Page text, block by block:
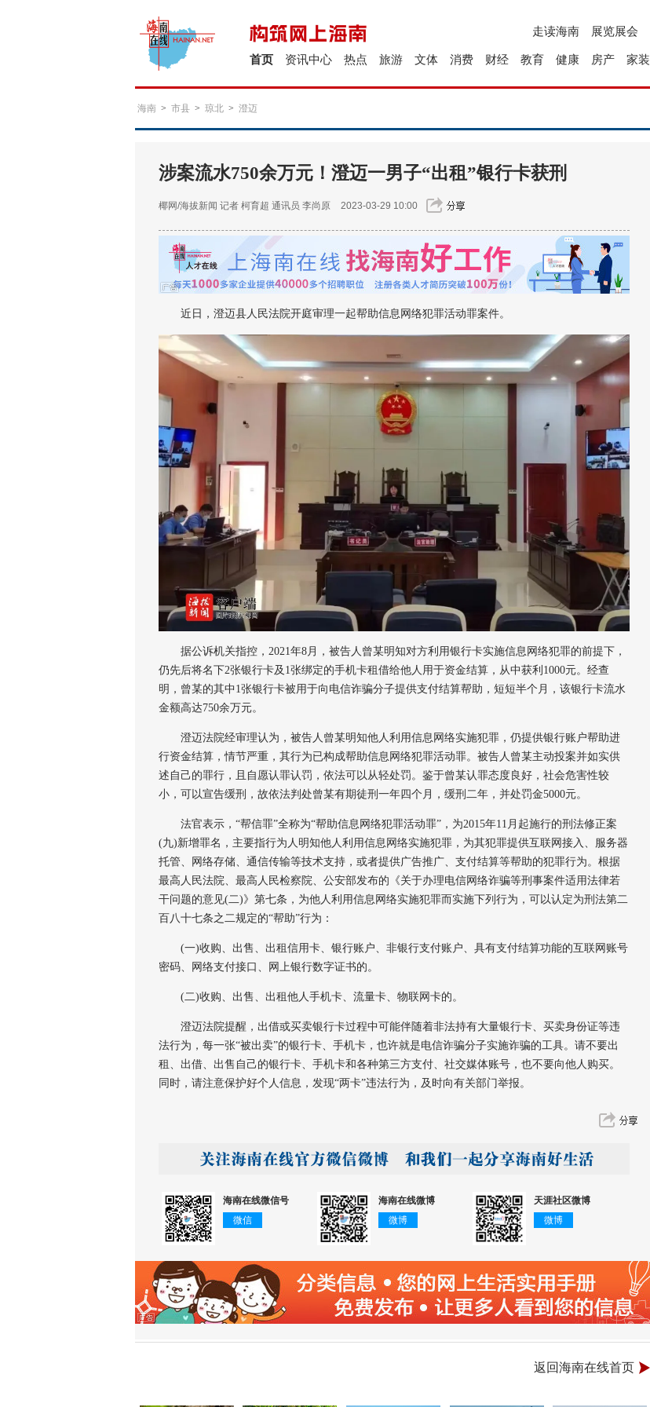
展览展会
走读海南
家装
房产
健康
教育
财经
消费
文体
旅游
热点
资讯中心
首页
海南 > 市县 > 琼北 > 澄迈
涉案流水750余万元！澄迈一男子“出租”银行卡获刑
椰网/海拔新闻 记者 柯育超 通讯员 李尚原 2023-03-29 10:00
近日，澄迈县人民法院开庭审理一起帮助信息网络犯罪活动罪案件。
据公诉机关指控，2021年8月，被告人曾某明知对方利用银行卡实施信息网络犯罪的前提下，
仍先后将名下2张银行卡及1张绑定的手机卡租借给他人用于资金结算，从中获利1000元。经查
明，曾某的其中1张银行卡被用于向电信诈骗分子提供支付结算帮助，短短半个月，该银行卡流水
金额高达750余万元。
澄迈法院经审理认为，被告人曾某明知他人利用信息网络实施犯罪，仍提供银行账户帮助进
行资金结算，情节严重，其行为已构成帮助信息网络犯罪活动罪。被告人曾某主动投案并如实供
述自己的罪行，且自愿认罪认罚，依法可以从轻处罚。鉴于曾某认罪态度良好，社会危害性较
小，可以宣告缓刑，故依法判处曾某有期徒刑一年四个月，缓刑二年，并处罚金5000元。
法官表示，“帮信罪”全称为“帮助信息网络犯罪活动罪”，为2015年11月起施行的刑法修正案
(九)新增罪名，主要指行为人明知他人利用信息网络实施犯罪，为其犯罪提供互联网接入、服务器
托管、网络存储、通信传输等技术支持，或者提供广告推广、支付结算等帮助的犯罪行为。根据
最高人民法院、最高人民检察院、公安部发布的《关于办理电信网络诈骗等刑事案件适用法律若
干问题的意见(二)》第七条，为他人利用信息网络实施犯罪而实施下列行为，可以认定为刑法第二
百八十七条之二规定的“帮助”行为：
(一)收购、出售、出租信用卡、银行账户、非银行支付账户、具有支付结算功能的互联网账号
密码、网络支付接口、网上银行数字证书的。
(二)收购、出售、出租他人手机卡、流量卡、物联网卡的。
澄迈法院提醒，出借或买卖银行卡过程中可能伴随着非法持有大量银行卡、买卖身份证等违
法行为，每一张“被出卖”的银行卡、手机卡，也许就是电信诈骗分子实施诈骗的工具。请不要出
租、出借、出售自己的银行卡、手机卡和各种第三方支付、社交媒体账号，也不要向他人购买。
同时，请注意保护好个人信息，发现“两卡”违法行为，及时向有关部门举报。
海南在线微信号
微信
海南在线微博
微博
天涯社区微博
微博
返回海南在线首页